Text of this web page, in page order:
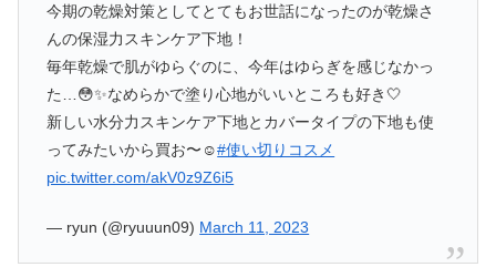
今期の乾燥対策としてとてもお世話になったのが乾燥さ
んの保湿力スキンケア下地！
毎年乾燥で肌がゆらぐのに、今年はゆらぎを感じなかっ
た…😳✨なめらかで塗り心地がいいところも好き🤍
新しい水分力スキンケア下地とカバータイプの下地も使
ってみたいから買お〜☺️#使い切りコスメ
pic.twitter.com/akV0z9Z6i5
— ryun (@ryuuun09) March 11, 2023